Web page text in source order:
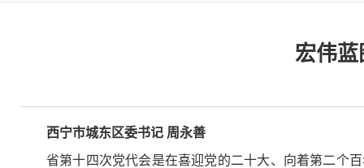
宏伟
西宁市城东区委书记 周永善
省第十四次党代会是在喜迎党的二十大、向着第二个